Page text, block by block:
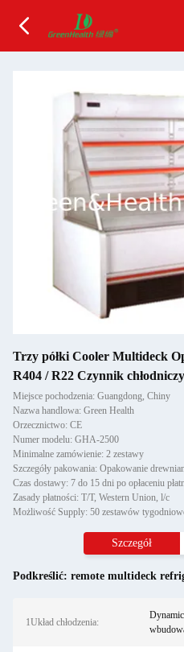
Trzy półki Cooler Multideck
R404 / R22 Czynnik chłodniczy
Miejsce pochodzenia: Guangdong, Chiny
Nazwa handlowa: Green Health
Orzecznictwo: CE
Numer modelu: GHA-2500
Minimalne zamówienie: 2 zestawy
Szczegóły pakowania: Opakowanie
Czas dostawy: 7 do 15 dni po opłaceniu
Zasady płatności: T/T, Western Union, l/c
Możliwość Supply: 50 zestawów
Szczegół
Podkreślić: remote multideck
1Układ chłodzenia: